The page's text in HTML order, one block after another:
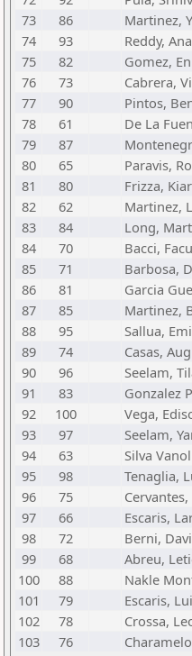
73
86 Martinez,
74
93 Reddy,
75
82 Gomez,
76
73 Cabrera,
77
90 Pintos,
78
61 De La
79
87
80
65 Paravis,
81
80 Frizza,
82
62 Martinez,
83
84 Long,
84
70 Bacci,
85
71 Barbosa,
86
81 Garcia
87
85 Martinez,
88
95 Sallua,
89
74 Casas,
90
96 Seelam,
91
83 Gonzalez
92
100 Vega,
93
97 Seelam,
94
63 Silva
95
98 Tenaglia,
96
75
97
66 Escaris,
98
72 Berni,
99
68 Abreu,
100
88 Nakle
101
79 Escaris,
102
78 Crossa,
103
76